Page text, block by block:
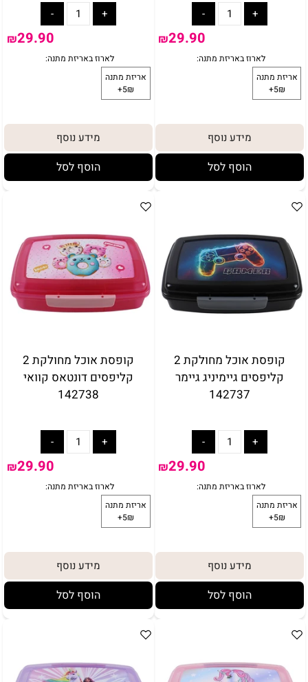
לארוז באריזת מתנה:
₪29.90
מידע נוסף
הוסף לסל
₪29.90
מידע נוסף
הוסף לסל
קופסת אוכל מחולקת 2
קליפסים גיימיניג גיימר
142737
₪29.90
מידע נוסף
הוסף לסל
קופסת אוכל מחולקת 2
קליפסים דונטאס קוואי
142738
₪29.90
מידע נוסף
הוסף לסל